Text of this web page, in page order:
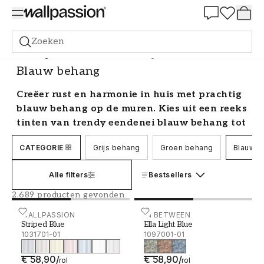
Zoeken
Behang Kleurenschaal Blauw behang
Blauw behang
Creëer rust en harmonie in huis met prachtig
blauw behang op de muren. Kies uit een reeks
tinten van trendy eendenei blauw behang tot
marineblauw behang met patronen en
prachtige motieven.
In welke ruimte past blauw behang?
Blauw is een geweldige kleur waarvan bewezen
is dat het een ontspannende sfeer in elke kamer
brengt. Het ziet er fantastisch uit in elke ruimte
en straalt een rustig en comfortabel gevoel uit.
Blauw behang in slaapkamers is een geweldig
CATEGORIE Grijs behang Groen behang Blauw
Alle filters Bestsellers
2.689 producten gevonden
WALLPASSION
Striped Blue
1031701-01
€ 58,90/rol
Striped Blue - 1031701-01 IN BETWEEN
Ella Light Blue
1097001-01
€ 58,90/rol
Ella Light Blue - 1097001-